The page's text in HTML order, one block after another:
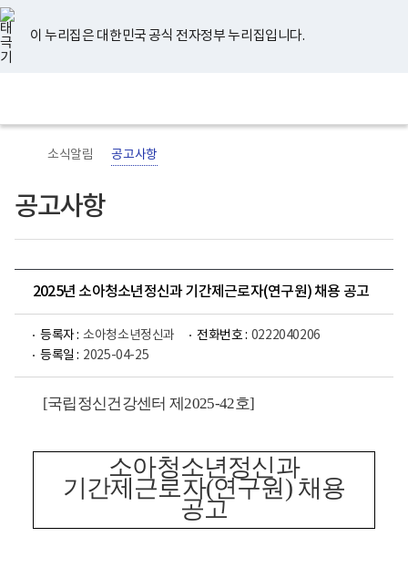
너
비
767px
이
하
이 누리집은 대한민국 공식 전자정부 누리집입니다.
지
검
메
홈
소식알림 공고사항
공고사항
2025년 소아청소년정신과 기간제근로자(연구원) 채용 공고
등록자 : 소아청소년정신과 전화번호 : 0222040206
등록일 : 2025-04-25
[국립정신건강센터 제2025-42호]
소아청소년정신과
기간제근로자(연구원) 채용
공고
유
튜
브
페
이
스
북
인
스
타
그
램
블
로
그